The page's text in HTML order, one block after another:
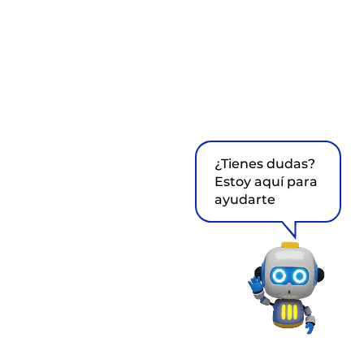
¿Tienes dudas?
Estoy aquí para
ayudarte